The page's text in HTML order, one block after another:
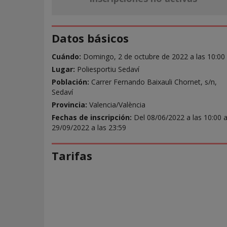
Datos básicos
Cuándo: Domingo, 2 de octubre de 2022 a las 10:00
Lugar: Poliesportiu Sedaví
Población: Carrer Fernando Baixauli Chornet, s/n,
Sedaví
Provincia: Valencia/València
Fechas de inscripción: Del 08/06/2022 a las 10:00
29/09/2022 a las 23:59
Tarifas